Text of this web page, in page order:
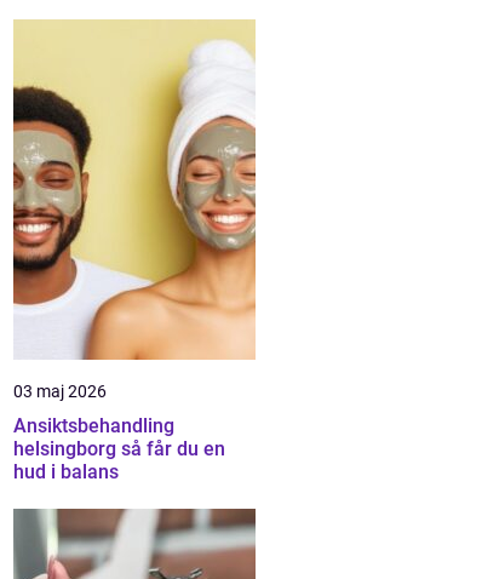
03 maj 2026
Ansiktsbehandling
helsingborg så får du en
hud i balans